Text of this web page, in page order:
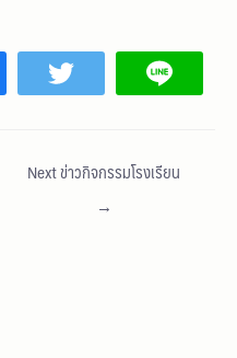
Next ข่าวกิจกรรมโรงเรียน
→